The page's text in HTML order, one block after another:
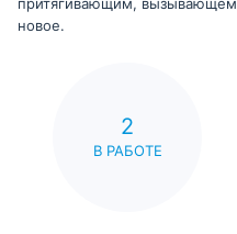
притягивающим, вызывающем
новое.
2
В РАБОТЕ